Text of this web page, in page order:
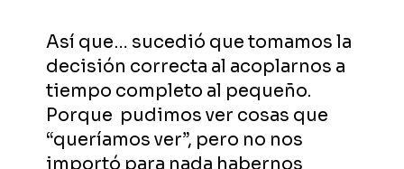
Así que… sucedió que tomamos la
decisión correcta al acoplarnos a
tiempo completo al pequeño.
Porque pudimos ver cosas que
“queríamos ver”, pero no nos
importó para nada habernos